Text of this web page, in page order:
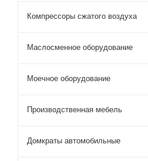
Компрессоры сжатого воздуха
Маслосменное оборудование
Моечное оборудование
Производственная мебель
Домкраты автомобильные